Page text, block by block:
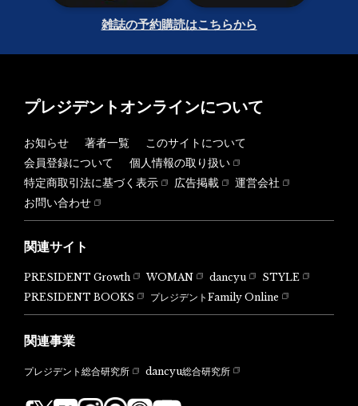
雑誌の予約購読はこちらから
プレジデントオンラインについて
お知らせ 著者一覧
このサイトについて
会員登録について
個人情報の取り扱い
特定商取引法に基づく表示
広告掲載
運営会社
お問い合わせ
関連サイト
PRESIDENT Growth WOMAN dancyu
STYLE
PRESIDENT BOOKS
プレジデントFamily Online
関連事業
プレジデント総合研究所 dancyu総合研究所